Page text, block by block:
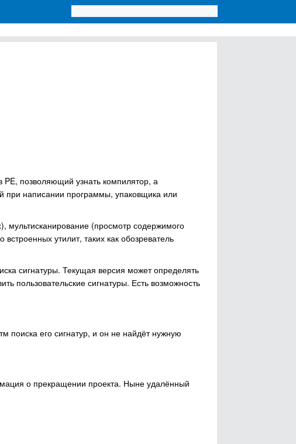
позволяющий узнать компилятор, а
при написании программы, упаковщика или
мультисканирование (просмотр содержимого
утилит, таких как обозреватель
сигнатуры. Текущая версия может определять
пользовательские сигнатуры. Есть возможность
поиска его сигнатур, и он не найдёт нужную
о прекращении проекта. Ныне удалённый